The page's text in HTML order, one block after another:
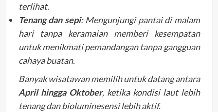
terlihat.
Tenang dan sepi: Mengunjungi pantai di malam
hari tanpa keramaian memberi kesempatan
untuk menikmati pemandangan tanpa gangguan
cahaya buatan.
Banyak wisatawan memilih untuk datang antara
April hingga Oktober, ketika kondisi laut lebih
tenang dan bioluminesensi lebih aktif.